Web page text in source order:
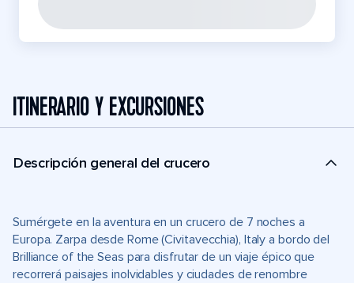
ITINERARIO Y EXCURSIONES
Descripción general del crucero
Sumérgete en la aventura en un crucero de 7 noches a
Europa. Zarpa desde Rome (Civitavecchia), Italy a bordo del
Brilliance of the Seas para disfrutar de un viaje épico que
recorrerá paisajes inolvidables y ciudades de renombre